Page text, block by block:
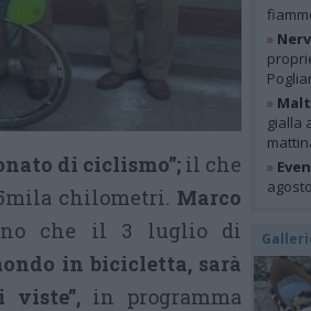
di ciclismo”;il che
chilometri. Marco
che il 3 luglio di
in bicicletta, sarà
viste”,in programma
»
»
gialla
»